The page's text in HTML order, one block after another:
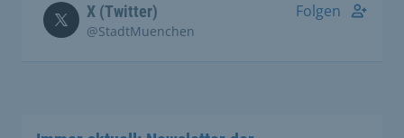
X (Twitter)
@StadtMuenchen
Folgen